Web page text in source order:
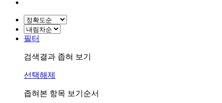
필터
검색결과 좁혀 보기
선택해제
좁혀본 항목 보기순서